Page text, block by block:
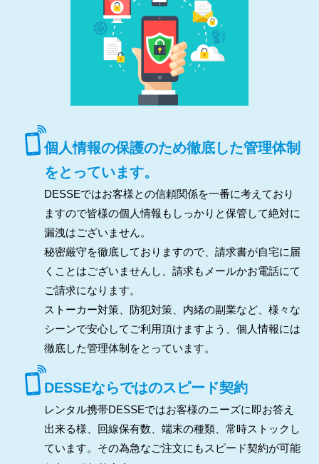
個人情報の保護のため徹底した管理体制
をとっています。
DESSEではお客様との信頼関係を一番に考えており
ますので皆様の個人情報もしっかりと保管して絶対に
漏洩はございません。
秘密厳守を徹底しておりますので、請求書が自宅に届
くことはございませんし、請求もメールかお電話にて
ご請求になります。
ストーカー対策、防犯対策、内緒の副業など、様々な
シーンで安心してご利用頂けますよう、個人情報には
徹底した管理体制をとっています。
DESSEならではのスピード契約
レンタル携帯DESSEではお客様のニーズに即お答え
出来る様、回線保有数、端末の種類、常時ストックし
ています。その為急なご注文にもスピード契約が可能